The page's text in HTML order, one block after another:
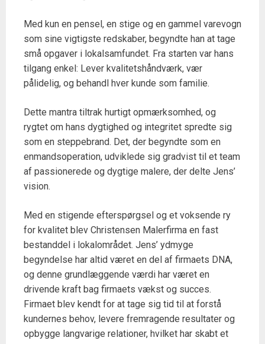
Med kun en pensel, en stige og en gammel varevogn
som sine vigtigste redskaber, begyndte han at tage
små opgaver i lokalsamfundet. Fra starten var hans
tilgang enkel: Lever kvalitetshåndværk, vær
pålidelig, og behandl hver kunde som familie.
Dette mantra tiltrak hurtigt opmærksomhed, og
rygtet om hans dygtighed og integritet spredte sig
som en steppebrand. Det, der begyndte som en
enmandsoperation, udviklede sig gradvist til et team
af passionerede og dygtige malere, der delte Jens’
vision.
Med en stigende efterspørgsel og et voksende ry
for kvalitet blev Christensen Malerfirma en fast
bestanddel i lokalområdet. Jens’ ydmyge
begyndelse har altid været en del af firmaets DNA,
og denne grundlæggende værdi har været en
drivende kraft bag firmaets vækst og succes.
Firmaet blev kendt for at tage sig tid til at forstå
kundernes behov, levere fremragende resultater og
opbygge langvarige relationer, hvilket har skabt et